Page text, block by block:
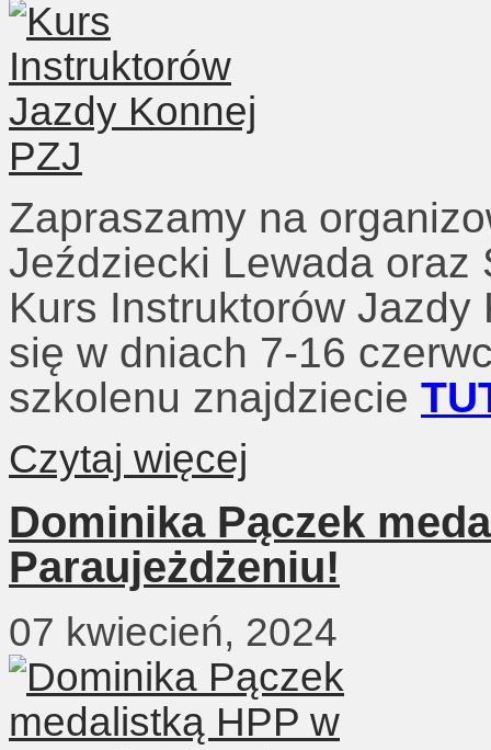
Zapraszamy na
Jeździecki Lewada oraz
Kurs Instruktorów
się w dniach 7-16
szkolenu znajdziecie
Czytaj więcej
Dominika Pączek
Paraujeżdżeniu!
07 kwiecień, 2024